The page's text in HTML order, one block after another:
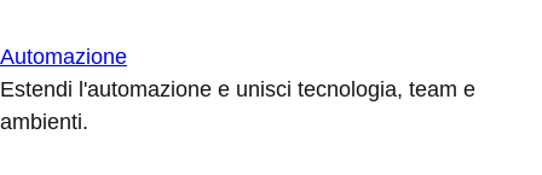
Automazione
Estendi l'automazione e unisci tecnologia, team e
ambienti.